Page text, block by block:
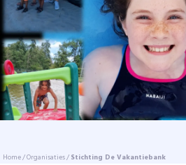
Nederlands
Vrijwilligerswerk
Vrijwilligers vinden
Home/Organisaties/Stichting De Vakantiebank